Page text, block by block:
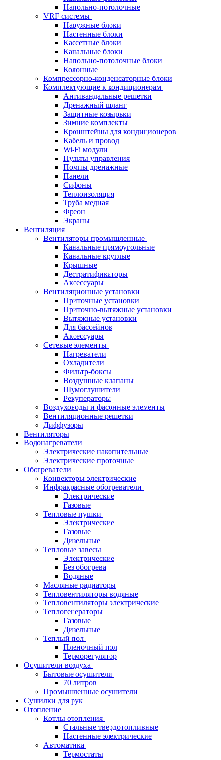
Напольно-потолочные
VRF системы
Наружные блоки
Настенные блоки
Кассетные блоки
Канальные блоки
Напольно-потолочные блоки
Колонные
Компрессорно-конденсаторные блоки
Комплектующие к кондиционерам
Антивандальные решетки
Дренажный шланг
Защитные козырьки
Зимние комплекты
Кронштейны для кондиционеров
Кабель и провод
Wi-Fi модули
Пульты управления
Помпы дренажные
Панели
Сифоны
Теплоизоляция
Труба медная
Фреон
Экраны
Вентиляция
Вентиляторы промышленные
Канальные прямоугольные
Канальные круглые
Крышные
Дестратификаторы
Аксессуары
Вентиляционные установки
Приточные установки
Приточно-вытяжные установки
Вытяжные установки
Для бассейнов
Аксессуары
Сетевые элементы
Нагреватели
Охладители
Фильтр-боксы
Воздушные клапаны
Шумоглушители
Рекуператоры
Воздуховоды и фасонные элементы
Вентиляционные решетки
Диффузоры
Вентиляторы
Водонагреватели
Электрические накопительные
Электрические проточные
Обогреватели
Конвекторы электрические
Инфракрасные обогреватели
Электрические
Газовые
Тепловые пушки
Электрические
Газовые
Дизельные
Тепловые завесы
Электрические
Без обогрева
Водяные
Масляные радиаторы
Тепловентиляторы водяные
Тепловентиляторы электрические
Теплогенераторы
Газовые
Дизельные
Теплый пол
Пленочный пол
Терморегулятор
Осушители воздуха
Бытовые осушители
70 литров
Промышленные осушители
Сушилки для рук
Отопление
Котлы отопления
Стальные твердотопливные
Настенные электрические
Автоматика
Термостаты